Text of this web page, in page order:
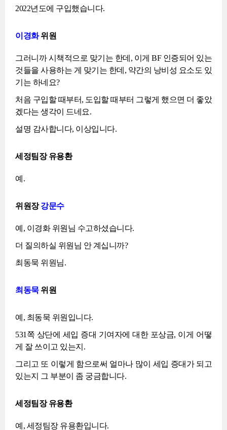
2022년도에 구입했습니다.
이경화위원
그러니까 시책적으로 맞기는 한데, 이게 BF 인증되어 있는
것들을 사용하는 게 맞기는 한데, 약간의 낭비성 요소도 있
기는 하네요?
처음 구입할 때부터, 도입할 때부터 그렇게 했으면 더 좋았
겠다는 생각이 드네요.
설명 감사합니다, 이상입니다.
세정팀장 유용환
예.
위원장강문수
예, 이경화 위원님 수고하셨습니다.
더 질의하실 위원님 안 계십니까?
최동묵 위원님.
최동묵위원
예, 최동묵 위원입니다.
531쪽 상단에 세입 증대 기여자에 대한 포상금, 이게 어떻
게 잘 쓰이고 있는지.
그리고 또 이렇게 함으로써 얼마나 많이 세입 증대가 되고
있는지 그 부분이 좀 궁금합니다.
세정팀장 유용환
예, 세정팀장 유용환입니다.